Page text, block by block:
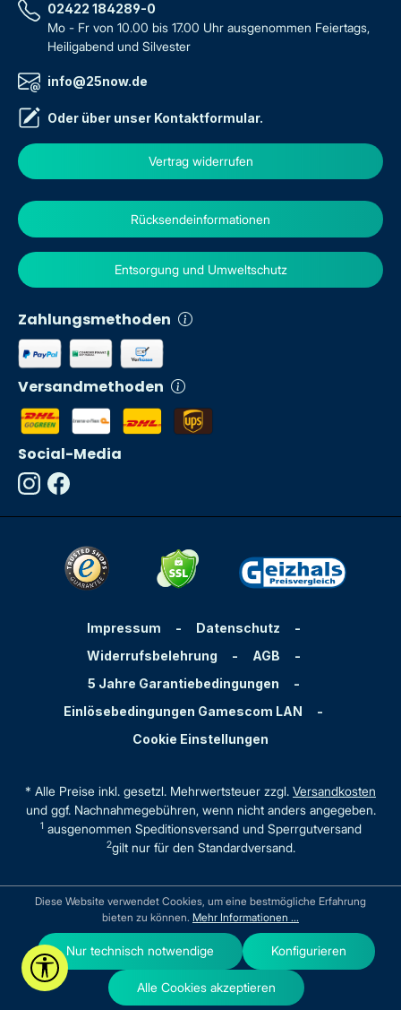
02422 184289-0
Mo - Fr von 10.00 bis 17.00 Uhr ausgenommen Feiertags,
Heiligabend und Silvester
info@25now.de
Oder über unser Kontaktformular.
Vertrag widerrufen
Zahlungsmethoden
Versandmethoden
Rücksendeinformationen
Entsorgung und Umweltschutz
Social-Media
Impressum - Datenschutz
-
Widerrufsbelehrung
- AGB
-
5 Jahre Garantiebedingungen
-
Einlösebedingungen Gamescom LAN
-
Cookie Einstellungen
* Alle Preise inkl. gesetzl. Mehrwertsteuer zzgl. Versandkosten
und ggf. Nachnahmegebühren, wenn nicht anders angegeben.
1ausgenommen Speditionsversand und Sperrgutversand
2gilt nur für den Standardversand.
Werkzeugleiste anzeigen
Diese Website verwendet Cookies, um eine bestmögliche Erfahrung
bieten zu können. Mehr Informationen ...
Nur technisch notwendige Konfigurieren
Alle Cookies akzeptieren